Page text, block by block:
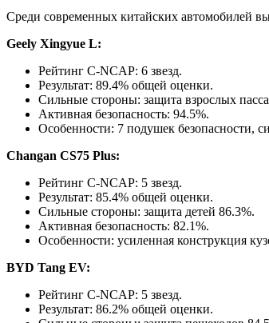
Среди современных китайских автомобилей
Geely Xingyue L:
Рейтинг C-NCAP: 6 звезд.
Результат: 89.4% общей оценки.
Сильные стороны: защита взрослых
Активная безопасность: 94.5%.
Особенности: 7 подушек безопасности,
Changan CS75 Plus:
Рейтинг C-NCAP: 5 звезд.
Результат: 85.4% общей оценки.
Сильные стороны: защита детей 86.3%.
Активная безопасность: 82.1%.
Особенности: усиленная конструкция
BYD Tang EV:
Рейтинг C-NCAP: 5 звезд.
Результат: 86.2% общей оценки.